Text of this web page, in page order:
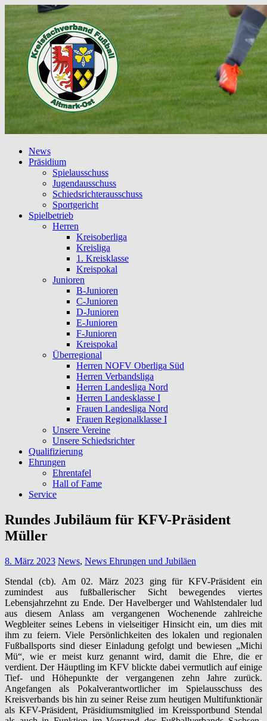
News
Präsidium
Spielausschuss
Jugendausschuss
Schiedsrichterausschuss
Sportgericht
Spielbetrieb
Herren
Kreisoberliga
Kreisliga
1. Kreisklasse
Kreispokal
Junioren
B-Junioren
C-Junioren
D-Junioren
E-Junioren
F-Junioren
Kreispokal
Überregional
Herren NOFV Oberliga Süd
Herren Verbandsliga
Herren Landesliga Nord
Herren Landesklasse I
Frauen Landesliga Nord
Frauen Regionalklasse I
Unsere Vereine
Unsere Schiedsrichter
Qualifizierung
Ehrungen
Ehrentafel
Hall of Fame
Service
Rundes Jubiläum für KFV-Präsident
Müller
8. März 2023 News, News Ehrungen und Jubiläen
Stendal (cb). Am 02. März 2023 ging für KFV-Präsident ein
zumindest aus fußballerischer Sicht bewegendes viertes
Lebensjahrzehnt zu Ende. Der Havelberger und Wahlstendaler lud
aus diesem Anlass am vergangenen Wochenende zahlreiche
Wegbleiter seines Lebens in vielseitiger Hinsicht ein, um dies mit
ihm zu feiern. Viele Persönlichkeiten des lokalen und regionalen
Fußballsports sind dieser Einladung gefolgt und bewiesen „Michi
Mü“, wie er meist kurz genannt wird, damit die Ehre, die er
verdient. Der Häuptling im KFV blickte dabei vermutlich auf einige
Tief- und Höhepunkte der vergangenen zehn Jahre zurück.
Angefangen als Pokalverantwortlicher im Spielausschuss des
Kreisverbands bis hin zu seiner Reise zum heutigen Multifunktionär
als KFV-Präsident, Präsidiumsmitglied im Kreissportbund Stendal